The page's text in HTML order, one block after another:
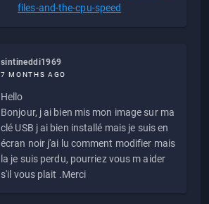
files-and-the-cpu-speed
sintineddi1969
7 MONTHS AGO
Hello
Bonjour, j ai bien mis mon image sur ma
clé USB j ai bien installé mais je suis en
écran noir j'ai lu comment modifier mais
la je suis perdu, pourriez vous m aider
s'il vous plait .Merci